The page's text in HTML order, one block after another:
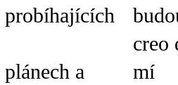
a
creo
mí